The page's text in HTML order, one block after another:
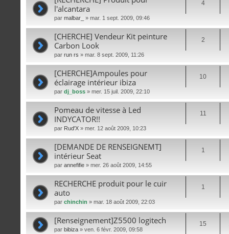
l'alcantara
par malbar_ » mar. 1 sept. 2009, 09:46
4
[CHERCHE] Vendeur Kit peinture
Carbon Look
par run rs » mar. 8 sept. 2009, 11:26
2
[CHERCHE]Ampoules pour
éclairage intérieur ibiza
par dj_boss » mer. 15 juil. 2009, 22:10
10
Pomeau de vitesse à Led
INDYCATOR!!
par Rud'X » mer. 12 août 2009, 10:23
11
[DEMANDE DE RENSEIGNEMT]
intérieur Seat
par annefifie » mer. 26 août 2009, 14:55
1
RECHERCHE produit pour le cuir
auto
par chinchin » mar. 18 août 2009, 22:03
1
[Renseignement]Z5500 logitech
par bibiza » ven. 6 févr. 2009, 09:58
15